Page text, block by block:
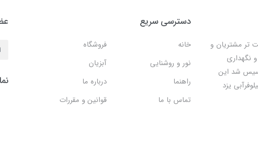
تر مشتریان و
نگهداری
تمام نقاط کشور درسال1403تاسیس شد این
یزد
دسترسی سریع
خانه
فروشگاه
نور و روشنایی
آبزیان
راهنما
درباره ما
تماس با ما
قوانین و مقررات